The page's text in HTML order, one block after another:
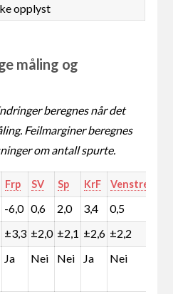
opplyst
måling og
beregnes når det
Feilmarginer beregnes
om antall spurte.
Frp SV Sp KrF Venstre
-6,0 0,6 2,0 3,4 0,5
±3,3 ±2,0 ±2,1 ±2,6 ±2,2
Ja Nei Nei Ja Nei